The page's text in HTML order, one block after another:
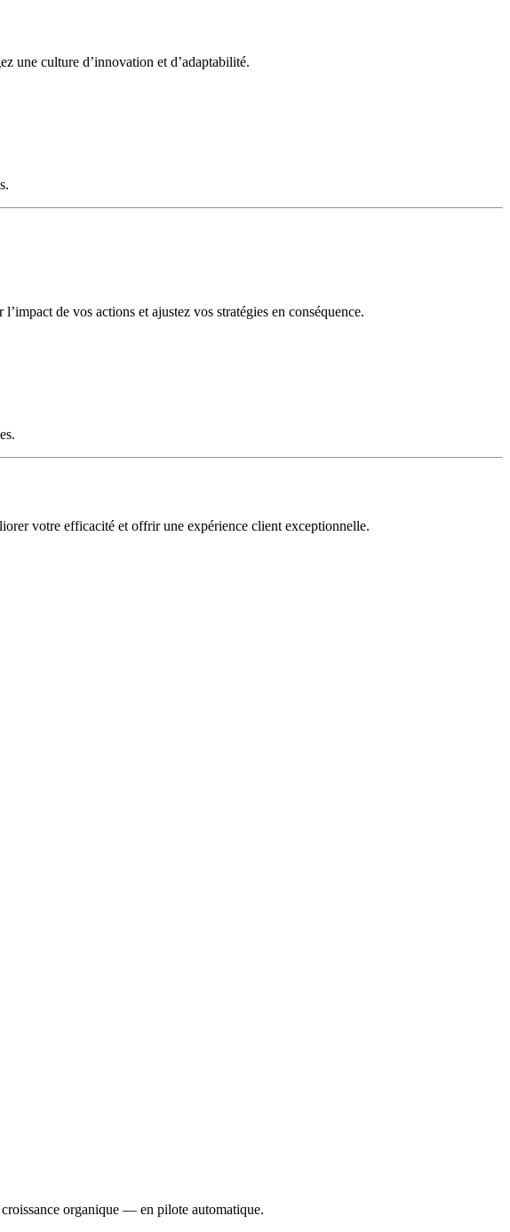
une culture d’innovation et d’adaptabilité.
de vos actions et ajustez vos stratégies en conséquence.
votre efficacité et offrir une expérience client exceptionnelle.
organique — en pilote automatique.